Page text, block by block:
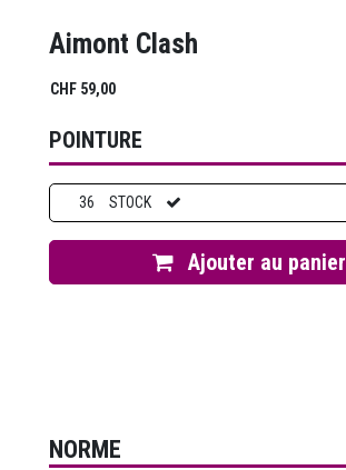
Aimont Clash
CHF 59,00
POINTURE
36 STOCK
Ajouter au panier
NORME